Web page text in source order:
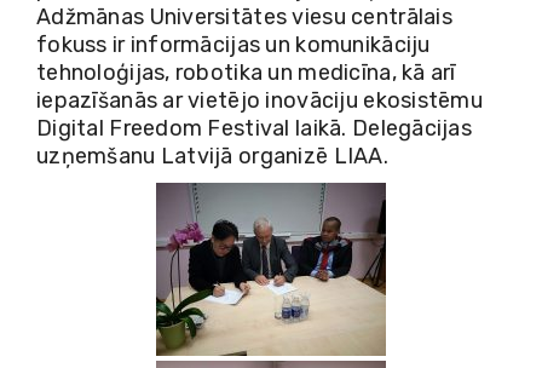
Adžmānas Universitātes viesu centrālais
fokuss ir informācijas un komunikāciju
tehnoloģijas, robotika un medicīna, kā arī
iepazīšanās ar vietējo inovāciju ekosistēmu
Digital Freedom Festival laikā. Delegācijas
uzņemšanu Latvijā organizē LIAA.